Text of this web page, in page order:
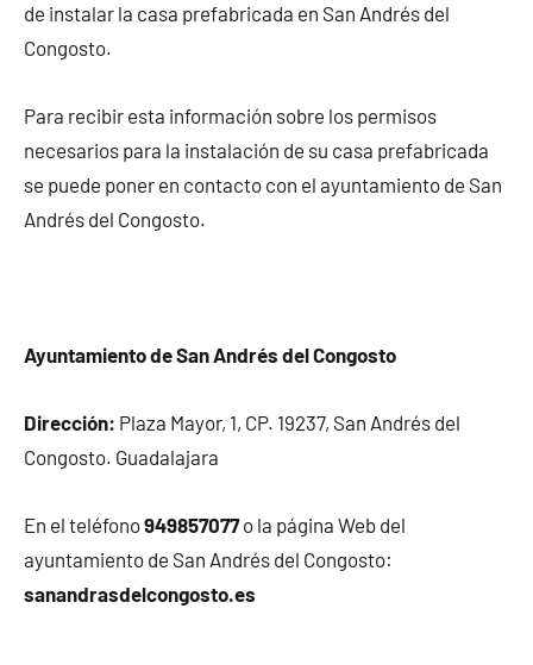
de instalar la casa prefabricada en San Andrés del
Congosto.
Para recibir esta información sobre los permisos
necesarios para la instalación de su casa prefabricada
se puede poner en contacto con el ayuntamiento de San
Andrés del Congosto.
Ayuntamiento de San Andrés del Congosto
Dirección: Plaza Mayor, 1, CP. 19237, San Andrés del
Congosto. Guadalajara
En el teléfono949857077o la página Web del
ayuntamiento de San Andrés del Congosto:
sanandrasdelcongosto.es